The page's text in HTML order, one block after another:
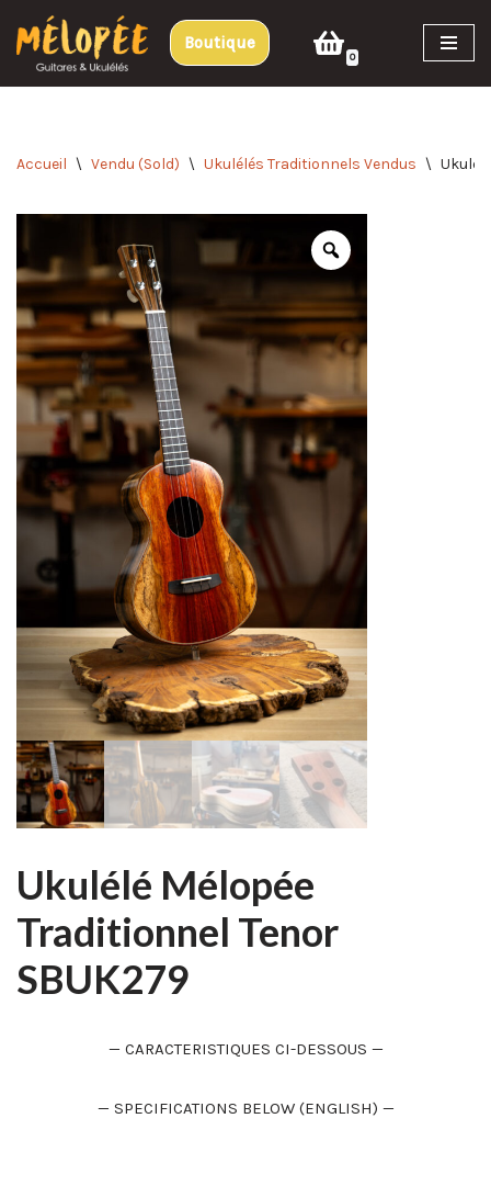
Aller
au
Boutique
0
Accueil \ Vendu (Sold) \ Ukulélés Traditionnels Vendus \
Ukulélé Mélopée
Traditionnel Tenor
SBUK279
— CARACTERISTIQUES CI-DESSOUS —
— SPECIFICATIONS BELOW (ENGLISH) —